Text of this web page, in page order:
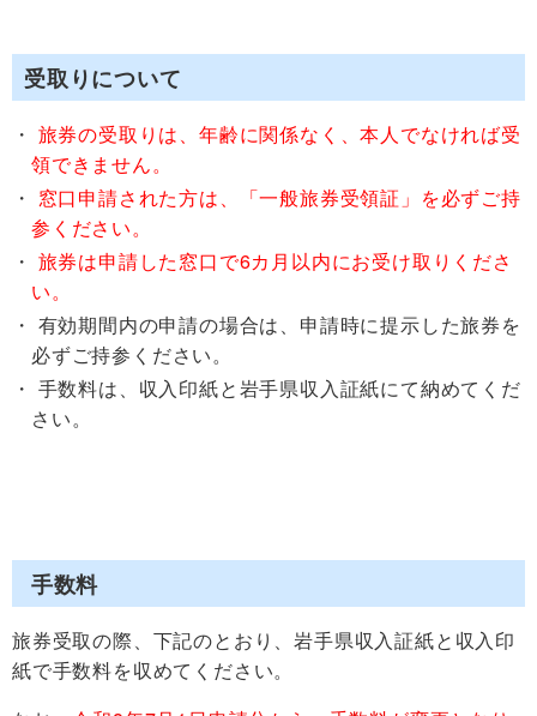
受取りについて
旅券の受取りは、年齢に関係なく、本人でなければ受
領できません。
窓口申請された方は、「一般旅券受領証」を必ずご持
参ください。
旅券は申請した窓口で6カ月以内にお受け取りくださ
い。
有効期間内の申請の場合は、申請時に提示した旅券を
必ずご持参ください。
手数料は、収入印紙と岩手県収入証紙にて納めてくだ
さい。
手数料
旅券受取の際、下記のとおり、岩手県収入証紙と収入印
紙で手数料を収めてください。